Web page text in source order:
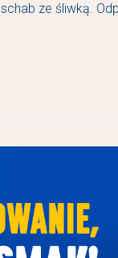
ze śliwką.